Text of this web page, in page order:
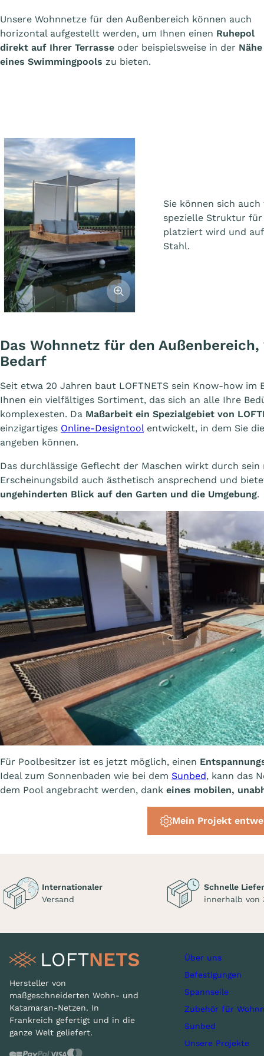
Unsere Wohnnetze für den Außenbereich können auch
horizontal aufgestellt werden, um Ihnen einen Ruhepol
direkt auf Ihrer Terrasse oder beispielsweise in der Nähe
eines Swimmingpools zu bieten.
Afficher l'image
Sie können sich
spezielle Struktur für
platziert wird und
Stahl.
Das Wohnnetz für den
Bedarf
Seit etwa 20 Jahren baut LOFTNETS sein Know-how
Ihnen ein vielfältiges Sortiment, das sich an alle Ihre
komplexesten. Da Maßarbeit ein Spezialgebiet von
einzigartiges Online-Designtoolentwickelt, in dem Sie
angeben können.
Das durchlässige Geflecht der Maschen wirkt durch sein
Erscheinungsbild auch ästhetisch ansprechend und
ungehinderten Blick auf den Garten und die Umgebung.
Für Poolbesitzer ist es jetzt möglich, einen
Ideal zum Sonnenbaden wie bei dem Sunbed, kann das
dem Pool angebracht werden, dank eines mobilen,
Mein Projekt
Internationaler
Versand
Schnelle
innerhalb von
Hersteller von
maßgeschneiderten Wohn- und
Katamaran-Netzen. In
Frankreich gefertigt und in die
ganze Welt geliefert.
Über uns
Befestigungen
Spannseile
Zubehör für
Sunbed
Unsere Projekte